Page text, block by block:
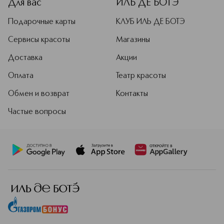
Для вас
Подарочные карты
Сервисы красоты
Доставка
Оплата
Обмен и возврат
Частые вопросы
ИЛЬ ДЕ БОТЭ
КЛУБ ИЛЬ ДЕ БОТЭ
Магазины
Акции
Театр красоты
Контакты